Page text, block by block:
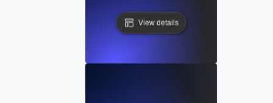
View details